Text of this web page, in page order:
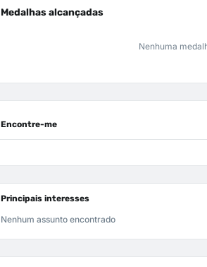
Medalhas alcançadas
Nenhuma
Encontre-me
Principais interesses
Nenhum assunto encontrado